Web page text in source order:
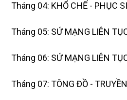
Tháng 04: KHỔ CHẾ - PHỤC
Tháng 05: SỨ MẠNG LIÊN
Tháng 06: SỨ MẠNG LIÊN
Tháng 07: TÔNG ĐỒ -